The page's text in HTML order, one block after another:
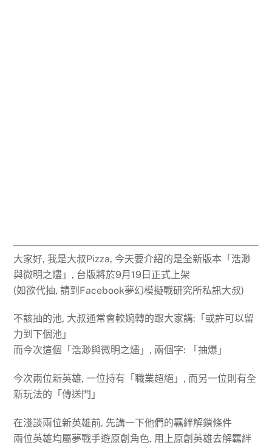
大家好, 我是大叔Pizza, 今天要介紹的是全新版本「浩渺
與微明之燼」, 台版將於9月19日正式上架
(如欲代抽, 請到Facebook夢幻模擬戰研究所私訊大叔)
不該抽的池, 大叔通常會較婉轉的跟大家講:「或許可以留
力到下個池」
而今次這個「浩渺與微明之燼」, 兩個字: 「抽爆」
今次兩位新英雄, 一位持有「職業超絕」, 而另一位則有全
新玩法的「傳送門」
在淺談兩位新英雄前, 先講一下他們的羈絆解鎖條件
兩位英雄均屬夢戰手遊原創角色, 用上原創英雄去解羈絆